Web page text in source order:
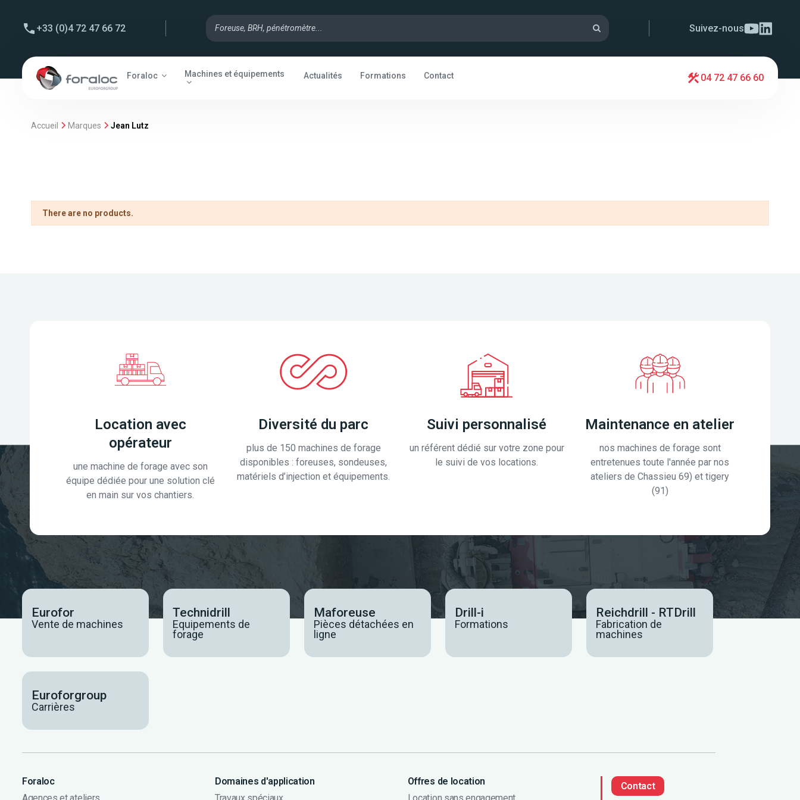
+33 (0)4 72 47 66 72 Suivez-nous
Foraloc Machines et équipements Actualités Formations Contact 04 72 47 66 60
Accueil Marques Jean Lutz
There are no products.
Location avec
opérateur
une machine de forage avec son
équipe dédiée pour une solution clé
en main sur vos chantiers.
Diversité du parc
plus de 150 machines de forage
disponibles : foreuses, sondeuses,
matériels d’injection et équipements.
Suivi personnalisé
un référent dédié sur votre zone pour
le suivi de vos locations.
Maintenance en atelier
nos machines de forage sont
entretenues toute l'année par nos
ateliers de Chassieu 69) et tigery
(91)
Eurofor
Vente de machines
Technidrill
Equipements de
forage
Maforeuse
Pièces détachées en
ligne
Drill-i
Formations
Reichdrill - RTDrill
Fabrication de
machines
Euroforgroup
Carrières
Contact
Foraloc
Domaines d'application
Offres de location